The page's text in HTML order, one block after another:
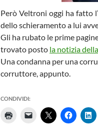
Però Veltroni oggi ha fatto
dello schieramento a lui
Gli ha rubato le prime
trovato posto la notizia
Una condanna per una
corruttore, appunto.
CONDIVIDI: